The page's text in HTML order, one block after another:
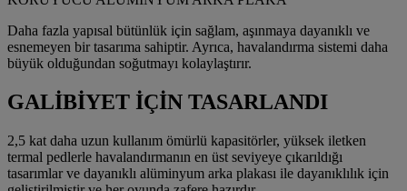
Daha fazla yapısal bütünlük için sağlam, aşınmaya dayanıklı ve
esnemeyen bir tasarıma sahiptir. Ayrıca, havalandırma sistemi daha
büyük olduğundan soğutmayı kolaylaştırır.
GALİBİYET İÇİN TASARLANDI
2,5 kat daha uzun kullanım ömürlü kapasitörler, yüksek iletken
termal pedlerle havalandırmanın en üst seviyeye çıkarıldığı
tasarımlar ve dayanıklı alüminyum arka plakası ile dayanıklılık için